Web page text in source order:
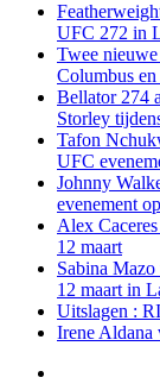
UFC 272 in
Twee
Columbus
Bellator 274
Storley
Tafon
UFC
Johnny
evenement
Alex
12 maart
Sabina
12 maart in
Uitslagen :
Irene Aldana